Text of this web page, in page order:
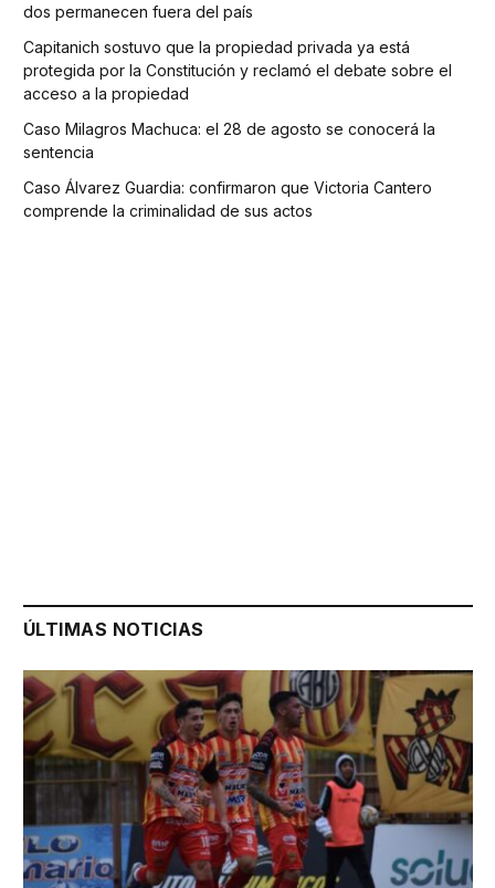
dos permanecen fuera del país
Capitanich sostuvo que la propiedad privada ya está
protegida por la Constitución y reclamó el debate sobre el
acceso a la propiedad
Caso Milagros Machuca: el 28 de agosto se conocerá la
sentencia
Caso Álvarez Guardia: confirmaron que Victoria Cantero
comprende la criminalidad de sus actos
ÚLTIMAS NOTICIAS